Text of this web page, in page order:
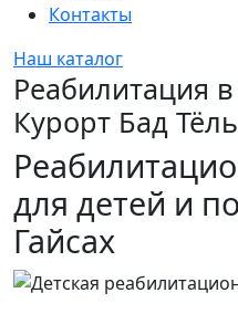
Контакты
Наш каталог
Реабилитация
Курорт Бад
для детей и
Гайсах